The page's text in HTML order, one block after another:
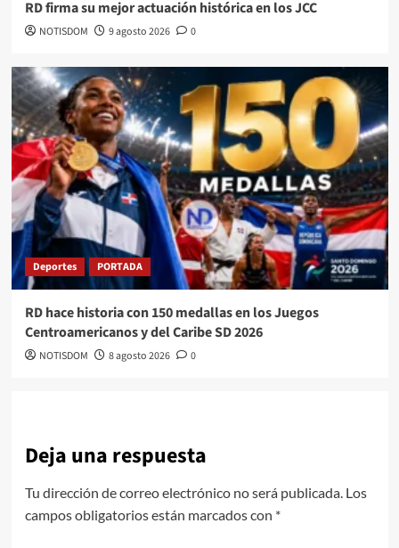
RD firma su mejor actuación histórica en los JCC
NOTISDOM 9 agosto 2026 0
Deportes PORTADA
RD hace historia con 150 medallas en los Juegos
Centroamericanos y del Caribe SD 2026
NOTISDOM 8 agosto 2026 0
Deja una respuesta
Tu dirección de correo electrónico no será publicada. Los
campos obligatorios están marcados con *